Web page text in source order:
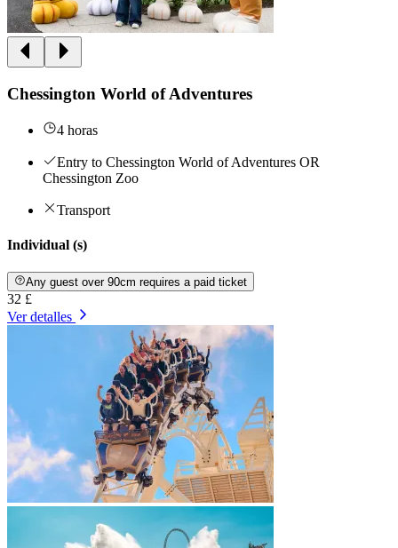
Chessington World of Adventures
4 horas
Entry to Chessington World of Adventures OR
Chessington Zoo
Transport
Individual (s)
Any guest over 90cm requires a paid ticket
32 £
Ver detalles